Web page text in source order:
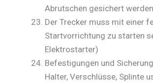
Abrutschen gesichert werden.
Der Trecker muss mit einer
Startvorrichtung zu starten
Elektrostarter)
Befestigungen und
Halter, Verschlüsse, Splinte